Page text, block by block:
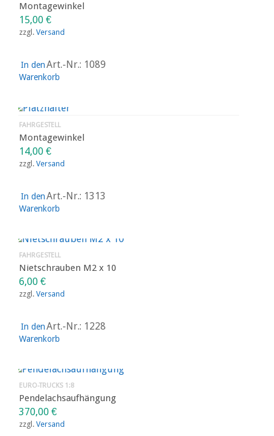
Montagewinkel
15,00 €
zzgl. Versand
In den
Warenkorb
Art.-Nr.: 1089
FAHRGESTELL
Montagewinkel
14,00 €
zzgl. Versand
In den
Warenkorb
Art.-Nr.: 1313
FAHRGESTELL
Nietschrauben M2 x 10
6,00 €
zzgl. Versand
In den
Warenkorb
Art.-Nr.: 1228
EURO-TRUCKS 1:8
Pendelachsaufhängung
370,00 €
zzgl. Versand